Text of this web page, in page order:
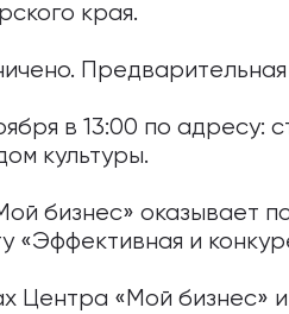
края.
в 13:00 по адресу:
культуры.
бизнес» оказывает
«Эффективная и
Центра «Мой бизнес»